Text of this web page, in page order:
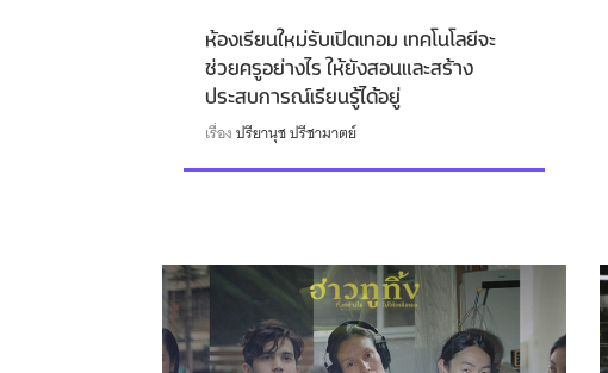
ห้องเรียนใหม่รับเปิดเทอม เทคโนโลยีจะ
ช่วยครูอย่างไร ให้ยังสอนและสร้าง
ประสบการณ์เรียนรู้ได้อยู่
เรื่องปรียานุช ปรีชามาตย์